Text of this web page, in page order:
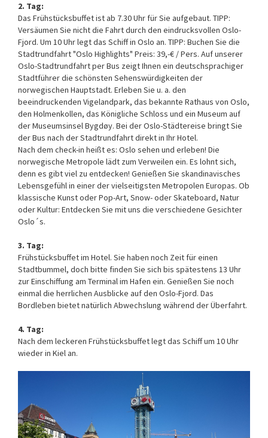
2. Tag:
Das Frühstücksbuffet ist ab 7.30 Uhr für Sie aufgebaut. TIPP:
Versäumen Sie nicht die Fahrt durch den eindrucksvollen Oslo-
Fjord. Um 10 Uhr legt das Schiff in Oslo an. TIPP: Buchen Sie die
Stadtrundfahrt "Oslo Highlights" Preis: 39,-€ / Pers. Auf unserer
Oslo-Stadtrundfahrt per Bus zeigt Ihnen ein deutschsprachiger
Stadtführer die schönsten Sehenswürdigkeiten der
norwegischen Hauptstadt. Erleben Sie u. a. den
beeindruckenden Vigelandpark, das bekannte Rathaus von Oslo,
den Holmenkollen, das Königliche Schloss und ein Museum auf
der Museumsinsel Bygdøy. Bei der Oslo-Städtereise bringt Sie
der Bus nach der Stadtrundfahrt direkt in Ihr Hotel.
Nach dem check-in heißt es: Oslo sehen und erleben! Die
norwegische Metropole lädt zum Verweilen ein. Es lohnt sich,
denn es gibt viel zu entdecken! Genießen Sie skandinavisches
Lebensgefühl in einer der vielseitigsten Metropolen Europas. Ob
klassische Kunst oder Pop-Art, Snow- oder Skateboard, Natur
oder Kultur: Entdecken Sie mit uns die verschiedene Gesichter
Oslo´s.
3. Tag:
Frühstücksbuffet im Hotel. Sie haben noch Zeit für einen
Stadtbummel, doch bitte finden Sie sich bis spätestens 13 Uhr
zur Einschiffung am Terminal im Hafen ein. Genießen Sie noch
einmal die herrlichen Ausblicke auf den Oslo-Fjord. Das
Bordleben bietet natürlich Abwechslung während der Überfahrt.
4. Tag:
Nach dem leckeren Frühstücksbuffet legt das Schiff um 10 Uhr
wieder in Kiel an.